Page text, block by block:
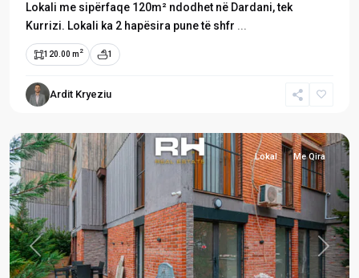
Lokali me sipërfaqe 120m² ndodhet në Dardani, tek
Kurrizi. Lokali ka 2 hapësira pune të shfr ...
120.00 m 2 1
Ardit Kryeziu
Dardani,
Previous Next
Lokal Me Qira